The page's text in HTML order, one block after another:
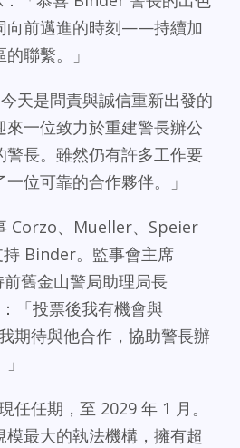
向前邁進的時刻——持續加
聯繫。」
天是問責與誠信重新出發的
一位致力於重建警長辦公
警長。雖然仍有許多工作要
位可靠的合作夥伴。」
Corzo、Mueller、Speier
Binder。監事會主席
舊金山警局助理局長
「投票後我有機會與
期待與他合作，協助警長辦
任任期，至 2029 年 1 月。
最大的執法機構，擁有超